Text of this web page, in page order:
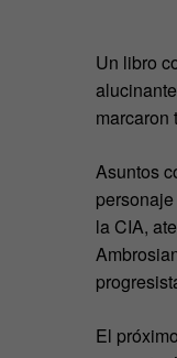
Un libro
marcaron
Asuntos
la CIA,
El